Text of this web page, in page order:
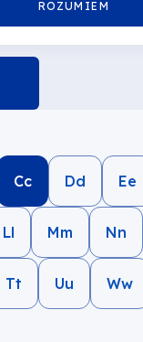
ROZUMIEM
Cc Dd Ee
Ll Mm Nn
Tt Uu Ww